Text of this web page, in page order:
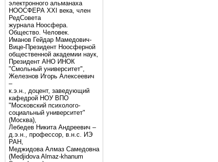
электронного альманаха
НООСФЕРА XXI века, член
РедСовета
журнала Ноосфера.
Общество. Человек.
Иманов Гейдар Мамедович-
Вице-Президент Ноосферной
общественной академии наук,
Президент АНО ИНОК
"Смольный университет",
Железнов Игорь Алексеевич
–
к.э.н., доцент, заведующий
кафедрой НОУ ВПО
"Московский психолого-
социальный университет"
(Москва),
Лебедев Никита Андреевич –
д.э.н., профессор, в.н.с. ИЭ
РАН,
Меджидова Алмаз Самедовна
(Medjidova Almaz-khanum